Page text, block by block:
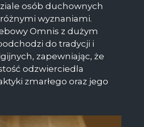
osób duchownych
wyznaniami.
Omnis z dużym
do tradycji i
zapewniając, że
odzwierciedla
zmarłego oraz jego